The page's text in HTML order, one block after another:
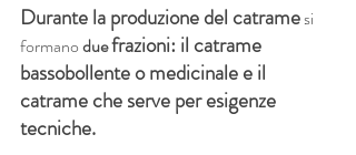
Durante la produzione del catrame si
formano duefrazioni: il catrame
bassobollente o medicinale e il
catrame che serve per esigenze
tecniche.